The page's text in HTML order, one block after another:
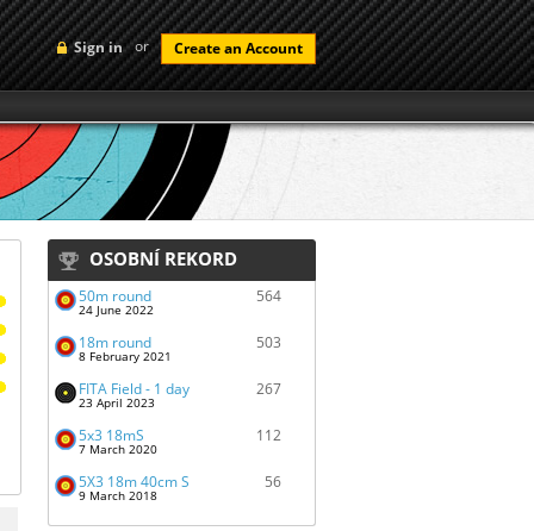
Sign in or Create an Account
OSOBNÍ REKORD
50m round
24 June 2022
564
18m round
8 February 2021
503
FITA Field - 1 day
23 April 2023
267
5x3 18mS
7 March 2020
112
5X3 18m 40cm S
9 March 2018
56